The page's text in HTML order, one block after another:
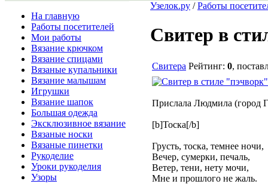
На главную
Работы посетителей
Мои работы
Вязание крючком
Вязание спицами
Вязаные купальники
Вязание малышам
Игрушки
Вязание шапок
Большая одежда
Эксклюзивное вязание
Вязаные носки
Вязаные пинетки
Рукоделие
Уроки рукоделия
Узоры
Узелок.ру /Работы
Свитер в
Свитера Рейтинг: 0,
Прислала Людмила (город
[b]Тоска[/b]
Грусть, тоска, темнее ночи,
Вечер, сумерки, печаль,
Ветер, тени, нету мочи,
Мне и прошлого не жаль.